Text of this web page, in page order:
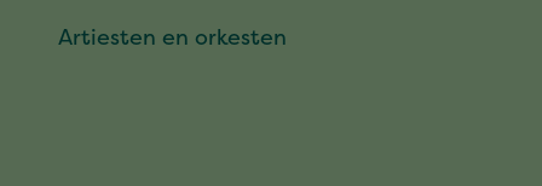
Artiesten en orkesten